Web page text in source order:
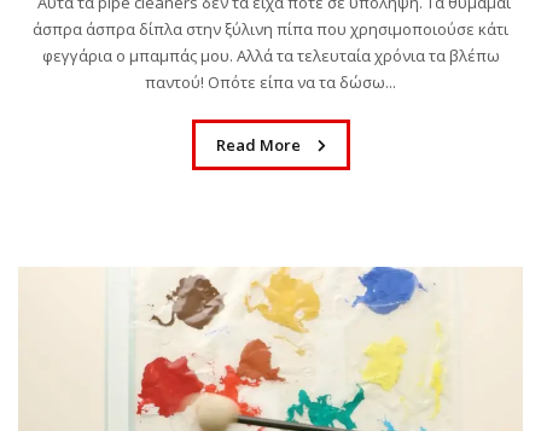
άσπρα άσπρα δίπλα στην ξύλινη πίπα που χρησιμοποιούσε κάτι
φεγγάρια ο μπαμπάς μου. Αλλά τα τελευταία χρόνια τα βλέπω
παντού! Οπότε είπα να τα δώσω...
Read More